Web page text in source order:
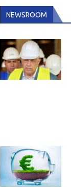
NEWSROOM